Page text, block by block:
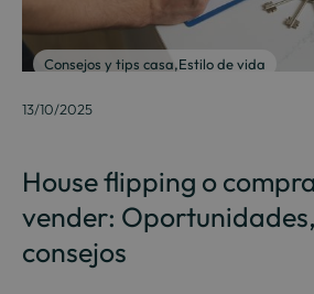
Consejos y tips casa,Estilo de vida
13/10/2025
House flipping o
vender:
consejos